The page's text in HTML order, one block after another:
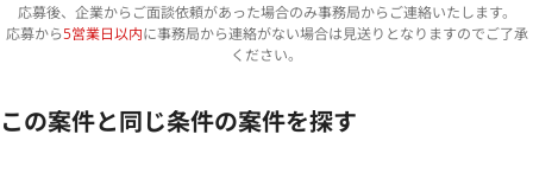
応募後、企業からご面談依頼があった場合のみ事務局からご連絡いたします。
応募から5営業日以内に事務局から連絡がない場合は見送りとなりますのでご了承
ください。
この案件と同じ条件の案件を探す